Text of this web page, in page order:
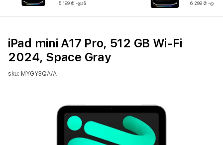
5 199 ₾ -დან 6 299 ₾ -დან
iPad mini A17 Pro, 512 GB Wi-Fi
2024, Space Gray
sku: MYGY3QA/A